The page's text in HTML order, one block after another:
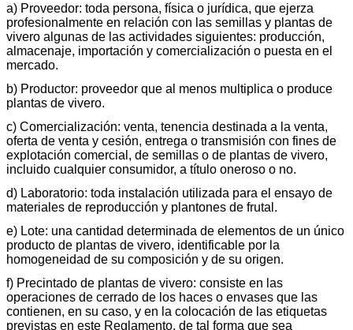
a) Proveedor: toda persona, física o jurídica, que ejerza
profesionalmente en relación con las semillas y plantas de
vivero algunas de las actividades siguientes: producción,
almacenaje, importación y comercialización o puesta en el
mercado.
b) Productor: proveedor que al menos multiplica o produce
plantas de vivero.
c) Comercialización: venta, tenencia destinada a la venta,
oferta de venta y cesión, entrega o transmisión con fines de
explotación comercial, de semillas o de plantas de vivero,
incluido cualquier consumidor, a título oneroso o no.
d) Laboratorio: toda instalación utilizada para el ensayo de
materiales de reproducción y plantones de frutal.
e) Lote: una cantidad determinada de elementos de un único
producto de plantas de vivero, identificable por la
homogeneidad de su composición y de su origen.
f) Precintado de plantas de vivero: consiste en las
operaciones de cerrado de los haces o envases que las
contienen, en su caso, y en la colocación de las etiquetas
previstas en este Reglamento, de tal forma que sea